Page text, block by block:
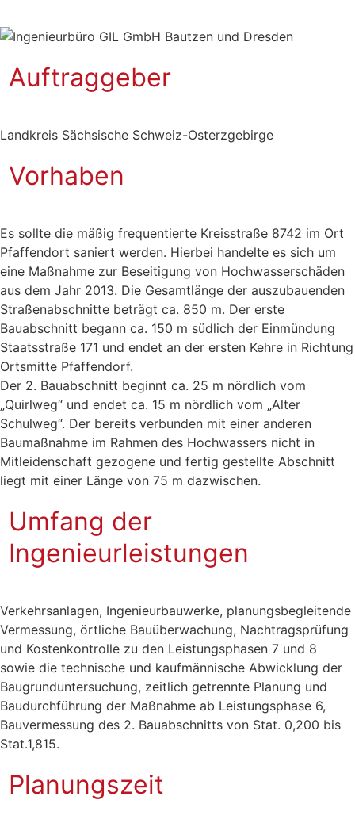
Auftraggeber
Landkreis Sächsische Schweiz-Osterzgebirge
Vorhaben
Es sollte die mäßig frequentierte Kreisstraße 8742 im Ort
Pfaffendort saniert werden. Hierbei handelte es sich um
eine Maßnahme zur Beseitigung von Hochwasserschäden
aus dem Jahr 2013. Die Gesamtlänge der auszubauenden
Straßenabschnitte beträgt ca. 850 m. Der erste
Bauabschnitt begann ca. 150 m südlich der Einmündung
Staatsstraße 171 und endet an der ersten Kehre in Richtung
Ortsmitte Pfaffendorf.
Der 2. Bauabschnitt beginnt ca. 25 m nördlich vom
„Quirlweg“ und endet ca. 15 m nördlich vom „Alter
Schulweg“. Der bereits verbunden mit einer anderen
Baumaßnahme im Rahmen des Hochwassers nicht in
Mitleidenschaft gezogene und fertig gestellte Abschnitt
liegt mit einer Länge von 75 m dazwischen.
Umfang der
Ingenieurleistungen
Verkehrsanlagen, Ingenieurbauwerke, planungsbegleitende
Vermessung, örtliche Bauüberwachung, Nachtragsprüfung
und Kostenkontrolle zu den Leistungsphasen 7 und 8
sowie die technische und kaufmännische Abwicklung der
Baugrunduntersuchung, zeitlich getrennte Planung und
Baudurchführung der Maßnahme ab Leistungsphase 6,
Bauvermessung des 2. Bauabschnitts von Stat. 0,200 bis
Stat.1,815.
Planungszeit